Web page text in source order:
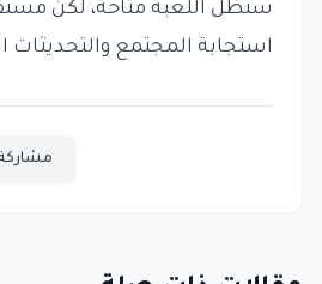
ستظل اللعبة متاحة، لكن
استجابة المجتمع والتحديثات